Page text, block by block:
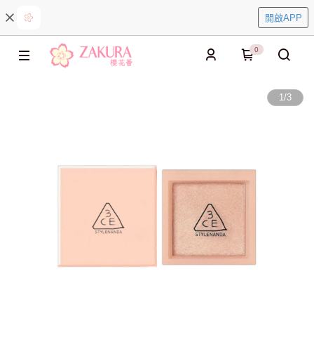
開啟APP
0
1/3